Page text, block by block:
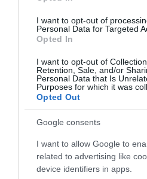
I want to opt-out of
Personal Data for Targeted
Opted In
I want to opt-out of
Retention, Sale, and/or
Personal Data that Is
Purposes for which it was
Opted Out
Google consents
I want to allow Google to
related to advertising like
device identifiers in apps.
A pilóta személyes
családjának, illetve méltó
búcsúztatták el.